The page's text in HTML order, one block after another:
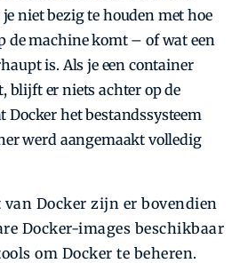
niet bezig te houden met hoe
de machine komt – of wat een
is. Als je een container
blijft er niets achter op de
Docker het bestandssysteem
werd aangemaakt volledig
Docker zijn er bovendien
Docker-images beschikbaar
om Docker te beheren.